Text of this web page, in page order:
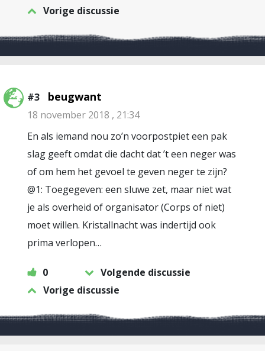
Vorige discussie
#3 beugwant
18 november 2018 , 21:34
En als iemand nou zo’n voorpostpiet een pak
slag geeft omdat die dacht dat ’t een neger was
of om hem het gevoel te geven neger te zijn?
@1: Toegegeven: een sluwe zet, maar niet wat
je als overheid of organisator (Corps of niet)
moet willen. Kristallnacht was indertijd ook
prima verlopen…
0
Volgende discussie
Vorige discussie